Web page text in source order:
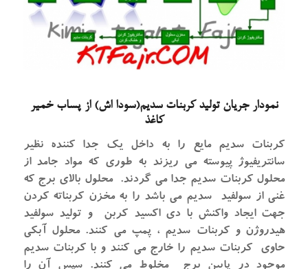
نمودار جریان تولید کربنات سدیم(سودا اش) از پساب خمیر
کاغذ
کربنات سدیم مایع را به داخل یک جدا کننده نظیر
سانتریفیوژ پیوسته می ریزند به طوری که مواد جامد از
محلول کربنات سدیم جدا می گردند. محلول بالای برج که
غنی از سولفید سدیم می باشد را به مخزن کربناته کردن
جهت ایجاد واکنش با دی اکسید کربن و تولید سولفید
هیدروژن و کربنات سدیم ، پمپ می کنند. محلول آبکی
حاوی کربنات سدیم را خارج می کنند و با کربنات سدیم
موجود در پایین برج مخلوط می کنند. سپس آن را